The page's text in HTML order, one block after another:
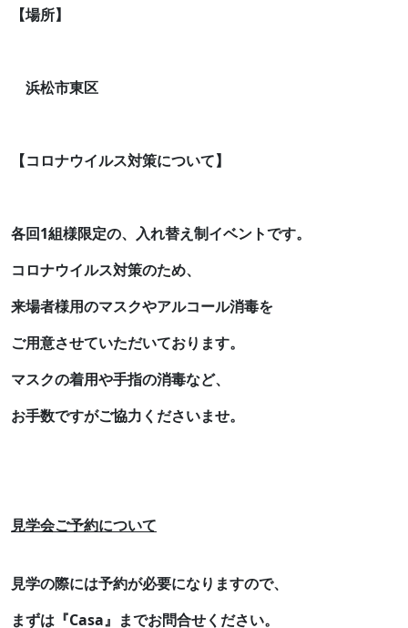
【場所】
浜松市東区
【コロナウイルス対策について】
各回1組様限定の、入れ替え制イベントです。
コロナウイルス対策のため、
来場者様用のマスクやアルコール消毒を
ご用意させていただいております。
マスクの着用や手指の消毒など、
お手数ですがご協力くださいませ。
見学会ご予約について
見学の際には予約が必要になりますので、
まずは『Casa』までお問合せください。